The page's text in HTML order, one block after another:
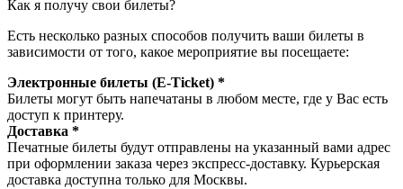
Как я получу свои билеты?
Есть несколько разных способов получить ваши билеты в
зависимости от того, какое мероприятие вы посещаете:
Электронные билеты (E-Ticket) *
Билеты могут быть напечатаны в любом месте, где у Вас есть
доступ к принтеру.
Доставка *
Печатные билеты будут отправлены на указанный вами адрес
при оформлении заказа через экспресс-доставку. Курьерская
доставка доступна только для Москвы.